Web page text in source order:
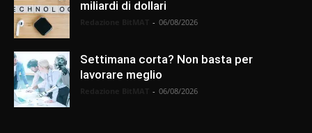
miliardi di dollari
- 06/08/2026
Settimana corta? Non basta per
lavorare meglio
- 06/08/2026